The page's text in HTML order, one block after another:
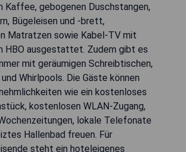
Kaffee, gebogenen Duschstangen,
Bügeleisen und -brett,
Matratzen sowie Kabel-TV mit
HBO ausgestattet. Zudem gibt es
mit geräumigen Schreibtischen,
Whirlpools. Die Gäste können
wie ein kostenloses
kostenlosen WLAN-Zugang,
lokale Telefonate
Hallenbad freuen. Für
steht ein hoteleigenes